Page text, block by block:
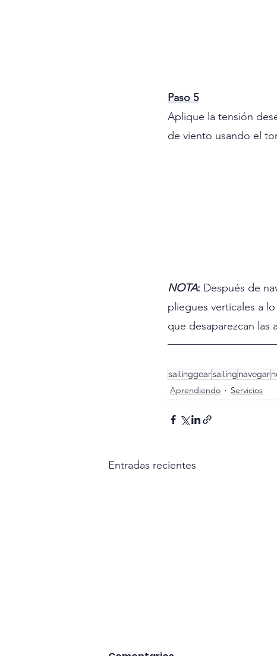
Paso 5
Aplique la tensión
de viento usando el
NOTA: Después de
pliegues verticales a
que desaparezcan las
sailinggearsailing navegar
Aprendiendo Servicios
Entradas recientes